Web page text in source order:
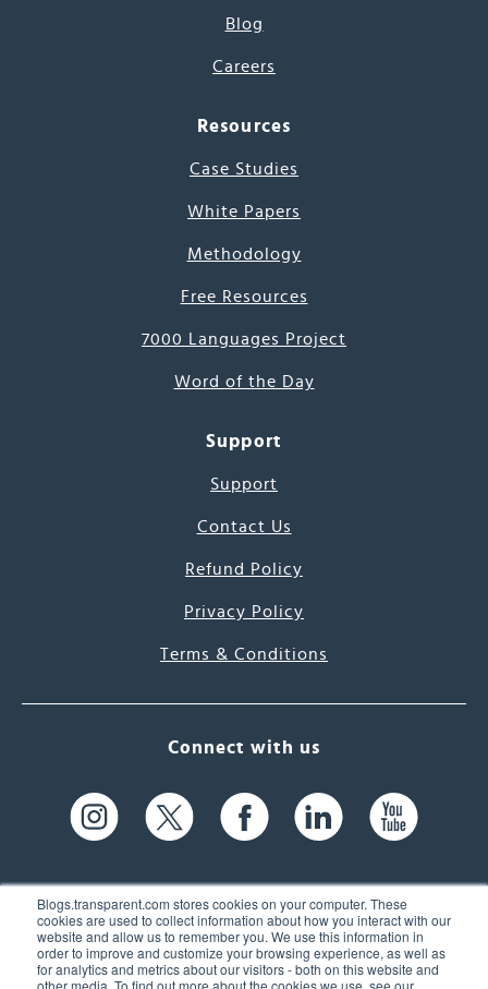
Blogs.transparent.com stores cookies on your computer. These
cookies are used to collect information about how you interact with our
website and allow us to remember you. We use this information in
order to improve and customize your browsing experience, as well as
for analytics and metrics about our visitors - both on this website and
other media. To find out more about the cookies we use, see our
Blog
Careers
Resources
Case Studies
White Papers
Methodology
Free Resources
7000 Languages Project
Word of the Day
Support
Support
Contact Us
Refund Policy
Privacy Policy
Terms & Conditions
Connect with us
61 Spit Brook Rd, Suite 104,
Nashua, NH 03060 USA